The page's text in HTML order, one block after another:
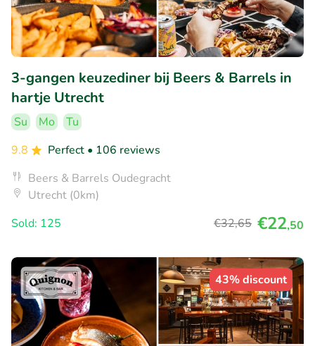
3-gangen keuzediner bij Beers & Barrels in
hartje Utrecht
Su Mo
Tu
9.8
Perfect • 106 reviews
Beers & Barrels Oudegracht
Utrecht (0km)
Sold: 125
€32,65 €22,50
43% discount